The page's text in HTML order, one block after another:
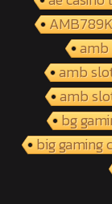
AMB789K
amb
amb
amb
bg
big gaming